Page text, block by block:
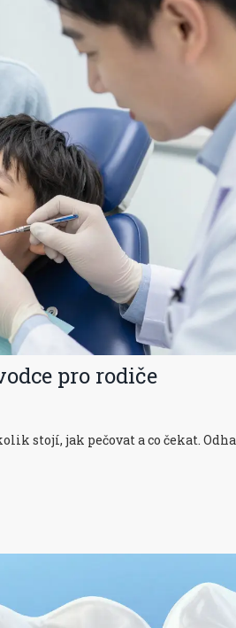
pro rodiče
stojí, jak pečovat a co čekat.